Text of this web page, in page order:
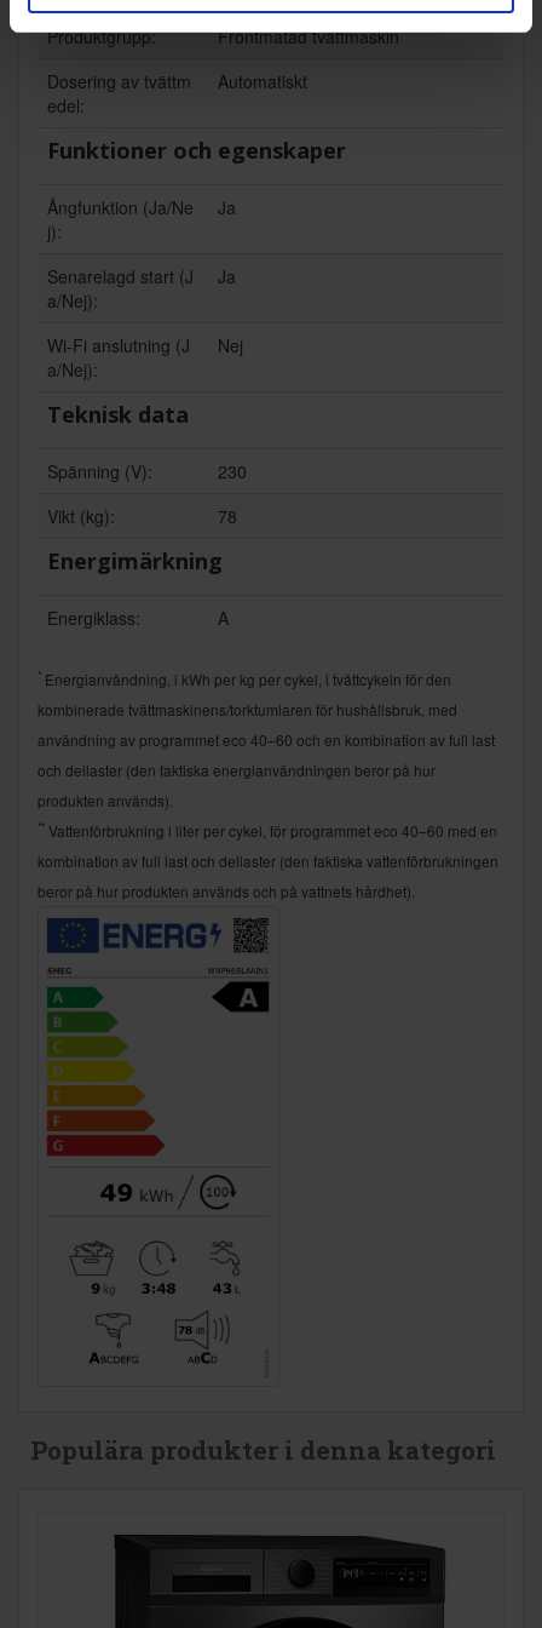
Produktgrupp:
Frontmatad tvättmaskin
Dosering av tvättm
edel:
Automatiskt
Funktioner och egenskaper
Ångfunktion (Ja/Ne
j):
Ja
Senarelagd start (J
a/Nej):
Ja
Wi-Fi anslutning (J
a/Nej):
Nej
Teknisk data
Spänning (V):
230
Vikt (kg):
78
Energimärkning
Energiklass: A
* Energianvändning, i kWh per kg per cykel, i tvättcykeln för den
kombinerade tvättmaskinens/torktumlaren för hushållsbruk, med
användning av programmet eco 40–60 och en kombination av full last
och dellaster (den faktiska energianvändningen beror på hur
produkten används).
** Vattenförbrukning i liter per cykel, för programmet eco 40–60 med en
kombination av full last och dellaster (den faktiska vattenförbrukningen
beror på hur produkten används och på vattnets hårdhet).
Populära produkter i denna kategori